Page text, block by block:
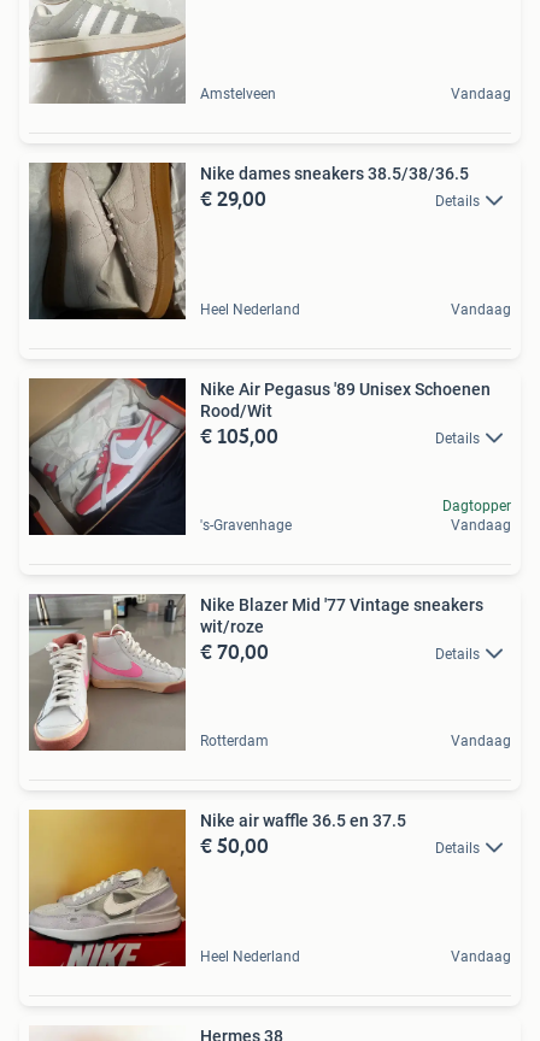
Amstelveen Vandaag
Nike dames sneakers 38.5/38/36.5
€ 29,00 Details
Heel Nederland Vandaag
Nike Air Pegasus '89 Unisex Schoenen
Rood/Wit
€ 105,00 Details
's-Gravenhage
Dagtopper
Vandaag
Nike Blazer Mid '77 Vintage sneakers
wit/roze
€ 70,00 Details
Rotterdam Vandaag
Nike air waffle 36.5 en 37.5
€ 50,00 Details
Heel Nederland Vandaag
Hermes 38